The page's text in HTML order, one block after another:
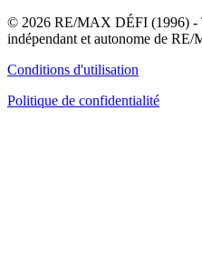
© 2026 RE/MAX DÉFI (1996) -
indépendant et autonome de
Conditions d'utilisation
Politique de confidentialité